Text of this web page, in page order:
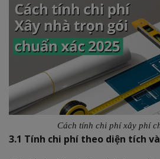
Cách tính chi phí xây phí
3.1 Tính chi phí theo diện tích